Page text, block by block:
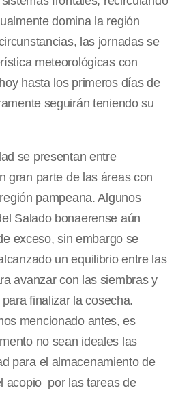
domina la región
las jornadas se
meteorológicas con
hasta los primeros días de
seguirán teniendo su
se presentan entre
gran parte de las áreas con
pampeana. Algunos
Salado bonaerense aún
exceso, sin embargo se
un equilibrio entre las
avanzar con las siembras y
finalizar la cosecha.
mencionado antes, es
no sean ideales las
para el almacenamiento de
acopio por las tareas de